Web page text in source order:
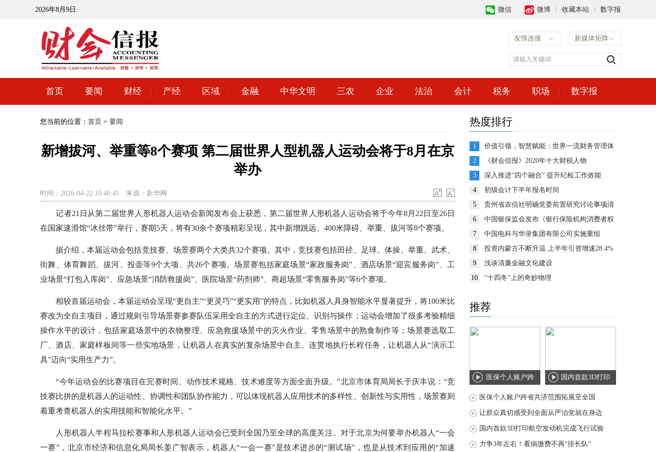
2026年8月9日 微信 微博 收藏本站 数字报
友情连接 新媒体矩阵
首页 要闻 财经 产经 区域 金融 中华文明 三农 企业 法治 会计 税务 职场 数字报
您当前的位置： 首页 > 要闻
新增拔河、举重等8个赛项 第二届世界人型机器人运动会将于8月在京
举办
时间：2026-04-22 10:46:45 来源：新华网
记者21日从第二届世界人形机器人运动会新闻发布会上获悉，第二届世界人形机器人运动会将于今年8月22日至26日
在国家速滑馆“冰丝带”举行，赛期5天，将有30余个赛项精彩呈现，其中新增跳远、400米障碍、举重、拔河等8个赛项。
据介绍，本届运动会包括竞技赛、场景赛两个大类共32个赛项。其中，竞技赛包括田径、足球、体操、举重、武术、
街舞、体育舞蹈、拔河、投壶等9个大项、共26个赛项。场景赛包括家庭场景“家政服务岗”、酒店场景“迎宾服务岗”、工
业场景“打包入库岗”、应急场景“消防救援岗”、医院场景“药剂师”、商超场景“零售服务岗”等6个赛项。
相较首届运动会，本届运动会呈现“更自主”“更灵巧”“更实用”的特点，比如机器人具身智能水平显著提升，将100米比
赛改为全自主项目，通过规则引导场景赛参赛队伍采用全自主的方式进行定位、识别与操作；运动会增加了很多考验精细
操作水平的设计，包括家庭场景中的衣物整理、应急救援场景中的灭火作业、零售场景中的熟食制作等；场景赛选取工
厂、酒店、家庭样板间等一些实地场景，让机器人在真实的复杂场景中自主、连贯地执行长程任务，让机器人从“演示工
具”迈向“实用生产力”。
“今年运动会的比赛项目在完赛时间、动作技术规格、技术难度等方面全面升级。”北京市体育局局长于庆丰说：“竞
技赛比拼的是机器人的运动性、协调性和团队协作能力，可以体现机器人应用技术的多样性、创新性与实用性，场景赛则
着重考查机器人的实用技能和智能化水平。”
人形机器人半程马拉松赛事和人形机器人运动会已受到全国乃至全球的高度关注。对于北京为何要举办机器人“一会
一赛”，北京市经济和信息化局局长姜广智表示，机器人“一会一赛”是技术进步的“测试场”，也是从技术到应用的“加速
热度排行
1
价值引领，智慧赋能：世界一流财务管理体
系建设的思考与展望
2
《财会信报》2020年十大财税人物
3
深入推进“四个融合” 提升纪检工作效能
4
初级会计下半年报名时间
5
贵州省农信社明确党委前置研究讨论事项清
单推动企业决策高效运转
6
中国银保监会发布《银行保险机构消费者权
益保护监管评价办法》
7
中国电科与华录集团有限公司实施重组
8
投资内蒙古不断升温 上半年引资增速28.4%
9
浅谈清廉金融文化建设
10
“十四冬”上的奇妙物理
推荐
医保个人账户跨
省共济范围拓展
国内首款3D打印
航空发动机完成
医保个人账户跨省共济范围拓展至全国
让群众真切感受到全面从严治党就在身边
国内首款3D打印航空发动机完成飞行试验
力争3年左右！看病缴费不再“排长队”